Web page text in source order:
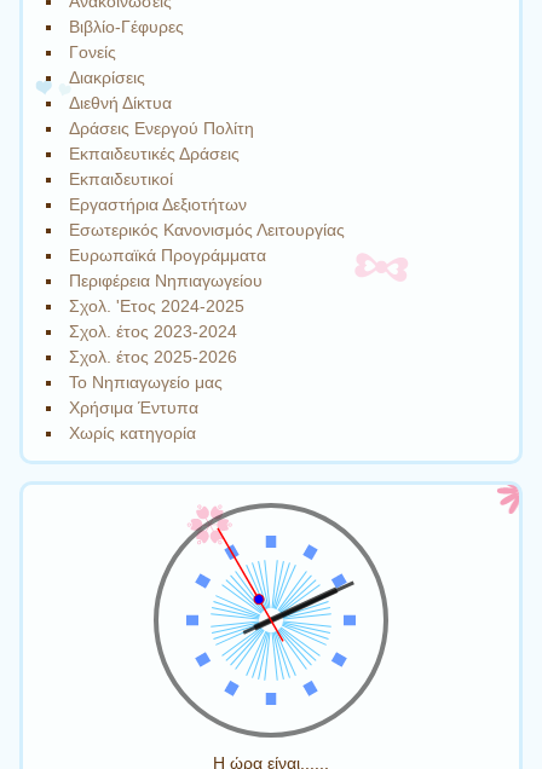
Βιβλίο-Γέφυρες
Γονείς
Διακρίσεις
Διεθνή Δίκτυα
Δράσεις Ενεργού Πολίτη
Εκπαιδευτικές Δράσεις
Εκπαιδευτικοί
Εργαστήρια Δεξιοτήτων
Εσωτερικός Κανονισμός Λειτουργίας
Ευρωπαϊκά Προγράμματα
Περιφέρεια Νηπιαγωγείου
Σχολ. 'Ετος 2024-2025
Σχολ. έτος 2023-2024
Σχολ. έτος 2025-2026
Το Νηπιαγωγείο μας
Χρήσιμα Έντυπα
Χωρίς κατηγορία
Η ώρα είναι......